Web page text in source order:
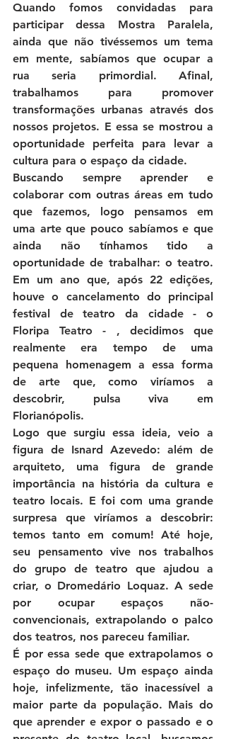
Quando fomos convidadas para
participar dessa Mostra Paralela,
ainda que não tivéssemos um tema
em mente, sabíamos que ocupar a
rua seria primordial. Afinal,
trabalhamos para promover
transformações urbanas através dos
nossos projetos. E essa se mostrou a
oportunidade perfeita para levar a
cultura para o espaço da cidade.
Buscando sempre aprender e
colaborar com outras áreas em tudo
que fazemos, logo pensamos em
uma arte que pouco sabíamos e que
ainda não tínhamos tido a
oportunidade de trabalhar: o teatro.
Em um ano que, após 22 edições,
houve o cancelamento do principal
festival de teatro da cidade - o
Floripa Teatro - , decidimos que
realmente era tempo de uma
pequena homenagem a essa forma
de arte que, como viríamos a
descobrir, pulsa viva em
Florianópolis.
Logo que surgiu essa ideia, veio a
figura de Isnard Azevedo: além de
arquiteto, uma figura de grande
importância na história da cultura e
teatro locais. E foi com uma grande
surpresa que viríamos a descobrir:
temos tanto em comum! Até hoje,
seu pensamento vive nos trabalhos
do grupo de teatro que ajudou a
criar, o Dromedário Loquaz. A sede
por ocupar espaços não-
convencionais, extrapolando o palco
dos teatros, nos pareceu familiar.
É por essa sede que extrapolamos o
espaço do museu. Um espaço ainda
hoje, infelizmente, tão inacessível a
maior parte da população. Mais do
que aprender e expor o passado e o